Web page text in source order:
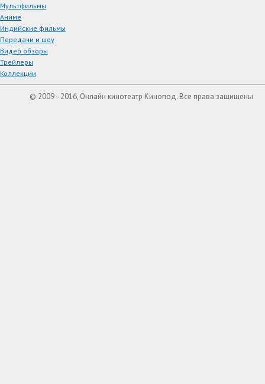
Мультфильмы
Аниме
Индийские фильмы
Передачи и шоу
Видео обзоры
Трейлеры
Коллекции
© 2009–2016, Онлайн кинотеатр Кинопод. Все права защищены